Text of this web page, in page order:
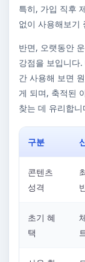
특히, 가입 직후
없이 사용해보기
반면, 오랫동안
강점을 보입니다
간 사용해 보면
게 되며, 축적된
찾는 데 유리합니
구분
콘텐츠
성격
초기 혜
택